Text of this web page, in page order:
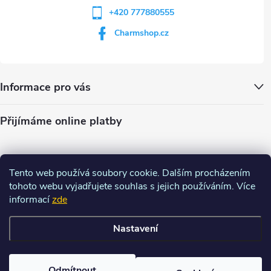
Tento web používá soubory cookie. Dalším procházením
tohoto webu vyjadřujete souhlas s jejich používáním. Více
informacízde
Nastavení
+420 777880555
Charmshop.cz
Informace pro vás
Přijímáme online platby
nastavení cookies